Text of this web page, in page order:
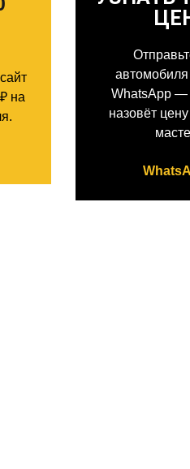
на
автомобиля
WhatsApp —
назовёт